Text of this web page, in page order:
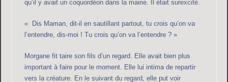
qu’il y avait un coquordéon dans la mairie. Il était surexcité.
« Dis Maman, dit-il en sautillant partout, tu crois qu’on va
l’entendre, dis-moi ! Tu crois qu’on va l’entendre ? »
Morgane fit taire son fils d’un regard. Elle avait bien plus
important à faire pour le moment. Elle lui intima de repartir
vers la créature. En le suivant du regard, elle put voir